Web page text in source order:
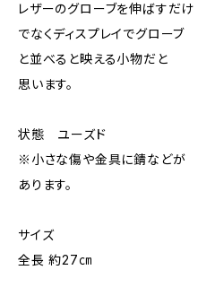
レザーのグローブを伸ばすだけ
でなくディスプレイでグローブ
と並べると映える小物だと
思います。
状態 ユーズド
※小さな傷や金具に錆などが
あります。
サイズ
全長 約27㎝